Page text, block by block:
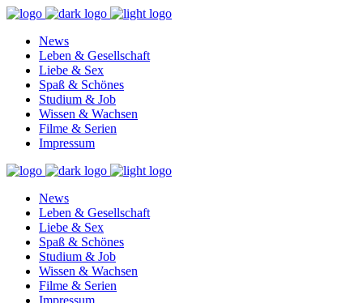
News
Leben & Gesellschaft
Liebe & Sex
Spaß & Schönes
Studium & Job
Wissen & Wachsen
Filme & Serien
Impressum
News
Leben & Gesellschaft
Liebe & Sex
Spaß & Schönes
Studium & Job
Wissen & Wachsen
Filme & Serien
Impressum